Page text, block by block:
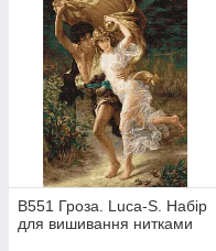
B551 Гроза. Luca-S. Набір
для вишивання нитками